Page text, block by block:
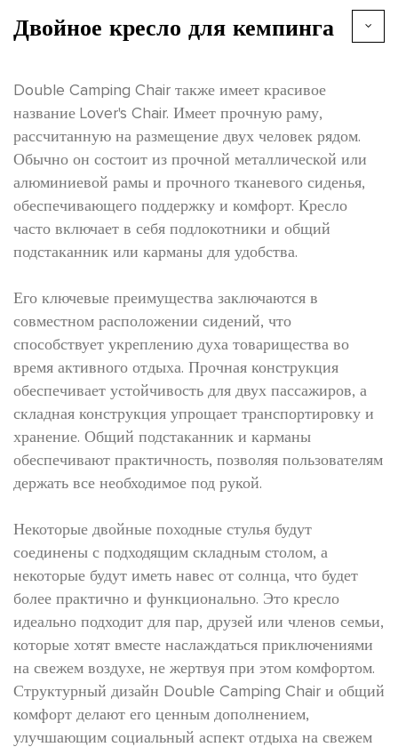
Двойное кресло для кемпинга
Double Camping Chair также имеет красивое
название Lover's Chair. Имеет прочную раму,
рассчитанную на размещение двух человек рядом.
Обычно он состоит из прочной металлической или
алюминиевой рамы и прочного тканевого сиденья,
обеспечивающего поддержку и комфорт. Кресло
часто включает в себя подлокотники и общий
подстаканник или карманы для удобства.
Его ключевые преимущества заключаются в
совместном расположении сидений, что
способствует укреплению духа товарищества во
время активного отдыха. Прочная конструкция
обеспечивает устойчивость для двух пассажиров, а
складная конструкция упрощает транспортировку и
хранение. Общий подстаканник и карманы
обеспечивают практичность, позволяя пользователям
держать все необходимое под рукой.
Некоторые двойные походные стулья будут
соединены с подходящим складным столом, а
некоторые будут иметь навес от солнца, что будет
более практично и функционально. Это кресло
идеально подходит для пар, друзей или членов семьи,
которые хотят вместе наслаждаться приключениями
на свежем воздухе, не жертвуя при этом комфортом.
Структурный дизайн Double Camping Chair и общий
комфорт делают его ценным дополнением,
улучшающим социальный аспект отдыха на свежем